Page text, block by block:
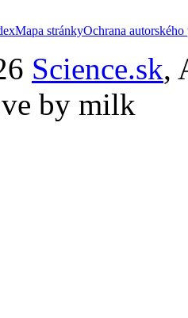
Mapa stránkyOchrana autorského
Science.sk,
by milk